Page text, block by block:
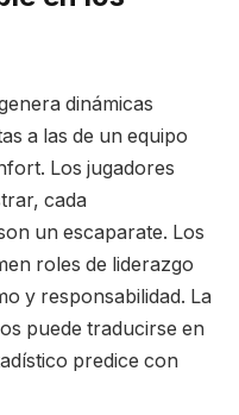
dinámicas
a las de un equipo
Los jugadores
cada
un escaparate. Los
roles de liderazgo
y responsabilidad. La
puede traducirse en
predice con